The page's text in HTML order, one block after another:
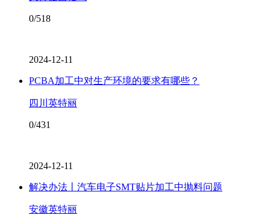
0/518
2024-12-11
PCBA加工中对生产环境的要求有哪些？
四川英特丽
0/431
2024-12-11
解决办法丨汽车电子SMT贴片加工中抛料问题
安徽英特丽